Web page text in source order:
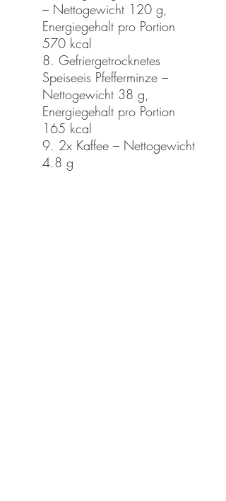
– Nettogewicht 120 g,
Energiegehalt pro Portion
570 kcal
8. Gefriergetrocknetes
Speiseeis Pfefferminze –
Nettogewicht 38 g,
Energiegehalt pro Portion
165 kcal
9. 2x Kaffee – Nettogewicht
4.8 g